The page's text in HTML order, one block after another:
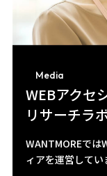
Media
WEBアクセ
リサーチラ
WANTMOREでは
ィアを運営してい